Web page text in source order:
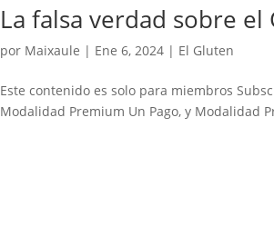
La falsa verdad sobre
por Maixaule | Ene 6, 2024 | El Gluten
Este contenido es solo para miembros
Modalidad Premium Un Pago, y Modalidad